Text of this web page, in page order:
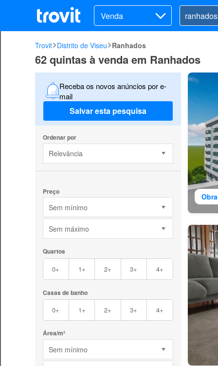
Venda
Trovit Distrito de Viseu Ranhados
62 quintas à venda em Ranhados
Receba os novos anúncios por e-
mail
Salvar esta pesquisa
Ordenar por
Relevância
Preço
Sem mínimo
Sem máximo
Quartos
0+ 1+ 2+ 3+ 4+
Casas de banho
0+ 1+ 2+ 3+ 4+
Área/m²
Sem mínimo